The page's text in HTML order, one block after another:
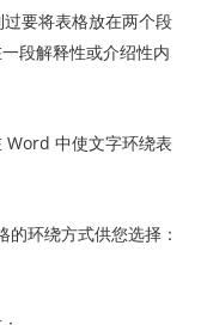
要将表格放在两个段
段解释性或介绍性内
Word 中使文字环绕表
的环绕方式供您选择：